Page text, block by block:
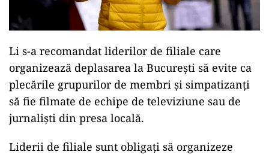
Li s-a recomandat liderilor de filiale care
organizează deplasarea la București să evite ca
plecările grupurilor de membri și simpatizanți
să fie filmate de echipe de televiziune sau de
jurnaliști din presa locală.
Liderii de filiale sunt obligați să organizeze